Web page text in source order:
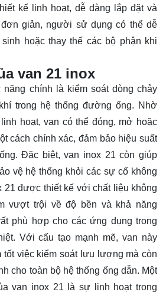
kế linh hoạt, dễ dàng lắp đặt và
giản, người sử dụng có thể dễ
hoặc thay thế các bộ phận khi
van 21 inox
chính là kiểm soát dòng chảy
trong hệ thống đường ống. Nhờ
hoạt, van có thể đóng, mở hoặc
cách chính xác, đảm bảo hiệu suất
Đặc biệt, van inox 21 còn giúp
vệ hệ thống khỏi các sự cố không
21 được thiết kế với chất liệu không
vượt trội về độ bền và khả năng
phù hợp cho các ứng dụng trong
Với cấu tạo mạnh mẽ, van này
tốt việc kiểm soát lưu lượng mà còn
cho toàn bộ hệ thống ống dẫn. Một
van inox 21 là sự linh hoạt trong